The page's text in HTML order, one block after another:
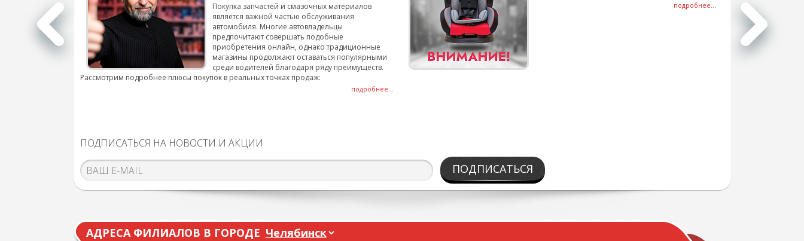
подробнее...
Покупка запчастей и смазочных материалов
является важной частью обслуживания
автомобиля. Многие автовладельцы
предпочитают совершать подобные
приобретения онлайн, однако традиционные
магазины продолжают оставаться популярными
среди водителей благодаря ряду преимуществ.
Рассмотрим подробнее плюсы покупок в реальных точках продаж:
подробнее...
подробнее...
ПОДПИСАТЬСЯ НА НОВОСТИ И АКЦИИ
ПОДПИСАТЬСЯ
АДРЕСА ФИЛИАЛОВ В ГОРОДЕ